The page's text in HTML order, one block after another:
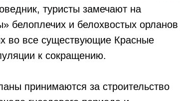
туристы замечают на
белоплечих и белохвостых орланов
во все существующие Красные
к сокращению.
принимаются за строительство